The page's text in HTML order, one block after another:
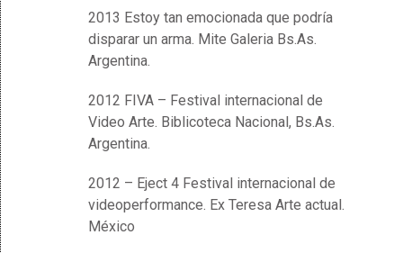
2013 Estoy tan emocionada que podría
disparar un arma. Mite Galeria Bs.As.
Argentina.
2012 FIVA – Festival internacional de
Video Arte. Biblicoteca Nacional, Bs.As.
Argentina.
2012 – Eject 4 Festival internacional de
videoperformance. Ex Teresa Arte actual.
México